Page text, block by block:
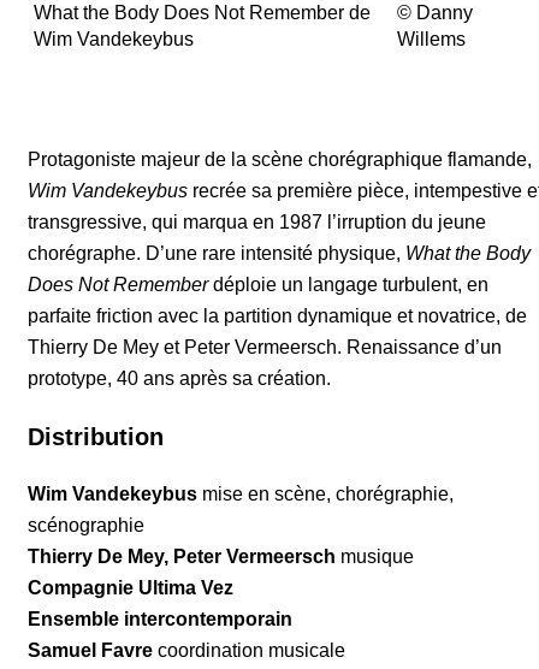
What the Body Does Not Remember de
Wim Vandekeybus
© Danny
Willems
Protagoniste majeur de la scène chorégraphique flamande,
Wim Vandekeybus recrée sa première pièce, intempestive
transgressive, qui marqua en 1987 l’irruption du jeune
chorégraphe. D’une rare intensité physique, What the Body
Does Not Rememberdéploie un langage turbulent, en
parfaite friction avec la partition dynamique et novatrice, de
Thierry De Mey et Peter Vermeersch. Renaissance d’un
prototype, 40 ans après sa création.
Distribution
Wim Vandekeybus mise en scène, chorégraphie,
scénographie
Thierry De Mey, Peter Vermeersch musique
Compagnie Ultima Vez
Ensemble intercontemporain
Samuel Favre coordination musicale